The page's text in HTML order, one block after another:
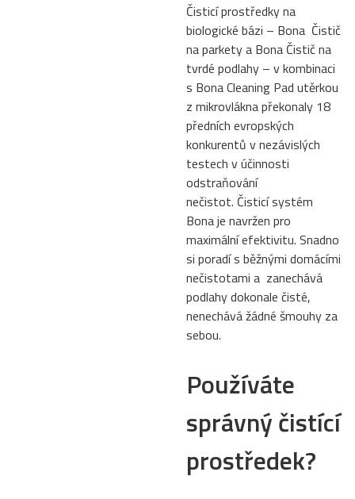
Čisticí prostředky na
biologické bázi – Bona Čistič
na parkety a Bona Čistič na
tvrdé podlahy – v kombinaci
s Bona Cleaning Pad utěrkou
z mikrovlákna překonaly 18
předních evropských
konkurentů v nezávislých
testech v účinnosti
odstraňování
nečistot. Čisticí systém
Bona je navržen pro
maximální efektivitu. Snadno
si poradí s běžnými domácími
nečistotami a zanechává
podlahy dokonale čisté,
nenechává žádné šmouhy za
sebou.
Používáte
správný čistící
prostředek?